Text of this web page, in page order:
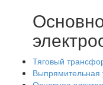
Тяговый
Выпрямительная